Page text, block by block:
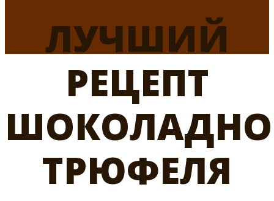
ЛУЧШИЙ
РЕЦЕПТ
ТРЮФЕЛЯ